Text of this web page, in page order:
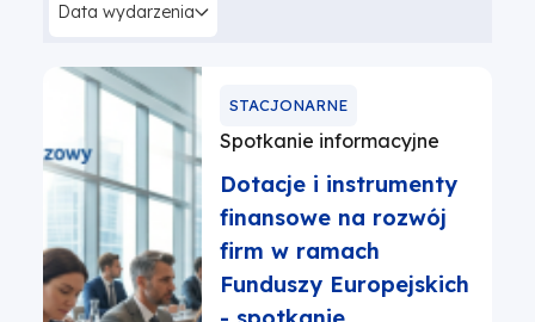
Data wydarzenia
STACJONARNE
Spotkanie informacyjne
Dotacje i instrumenty
finansowe na rozwój
firm w ramach
Funduszy Europejskich